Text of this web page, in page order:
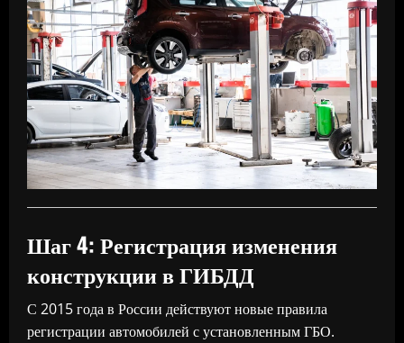
Шаг 4: Регистрация изменения
конструкции в ГИБДД
С 2015 года в России действуют новые правила
регистрации автомобилей с установленным ГБО.